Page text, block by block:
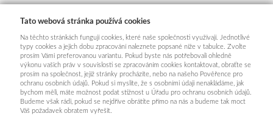
Tato webová stránka používá cookies
Na těchto stránkách fungují cookies, které naše společnosti využívají. Jednotlivé
typy cookies a jejich dobu zpracování naleznete popsané níže v tabulce. Zvolte
prosím Vámi preferovanou variantu. Pokud byste nás potřebovali ohledně
výkonu vašich práv v souvislosti se zpracováním cookies kontaktovat, obraťte se
prosím na společnost, jejíž stránky procházíte, nebo na našeho Pověřence pro
ochranu osobních údajů. Pokud si myslíte, že s osobními údaji nenakládáme, jak
bychom měli, máte možnost podat stížnost u Úřadu pro ochranu osobních údajů.
Budeme však rádi, pokud se nejdříve obrátíte přímo na nás a budeme tak moct
Váš požadavek obratem vyřešit.